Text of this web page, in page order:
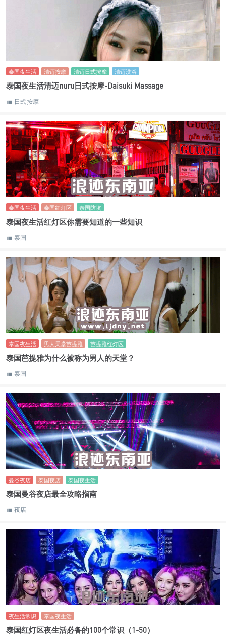
泰国夜生活 清迈按摩 清迈日式按摩 清迈洗浴
泰国夜生活清迈nuru日式按摩-Daisuki Massage
日式按摩
泰国夜生活 泰国红灯区 泰国防坑
泰国夜生活红灯区你需要知道的一些知识
泰国
泰国夜生活 男人天堂芭提雅 芭提雅红灯区
泰国芭提雅为什么被称为男人的天堂？
泰国
曼谷夜店 泰国夜店 泰国夜生活
泰国曼谷夜店最全攻略指南
夜店
夜生活常识 泰国夜生活
泰国红灯区夜生活必备的100个常识（1-50）